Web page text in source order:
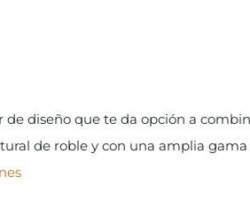
de diseño que te da opción a
de roble y con una amplia gama